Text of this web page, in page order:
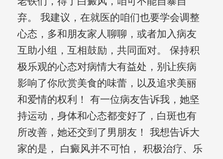
弃。 我建议，在就医的咱们也要学会调整
心态，多和朋友家人聊聊，或者加入病友
互助小组，互相鼓励，共同面对。 保持积
极乐观的心态对病情大有益处，别让疾病
影响了你欣赏美食的味蕾，以及追求美丽
和爱情的权利！ 有一位病友告诉我，她坚
持运动，身体和心态都变好了，白斑也有
所改善，她还交到了男朋友！ 我想告诉大
家的是， 白癜风并不可怕， 积极治疗、乐